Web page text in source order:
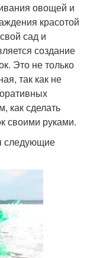
овощей и
красотой
сад и
создание
Это не только
так как не
как сделать
своими руками.
следующие